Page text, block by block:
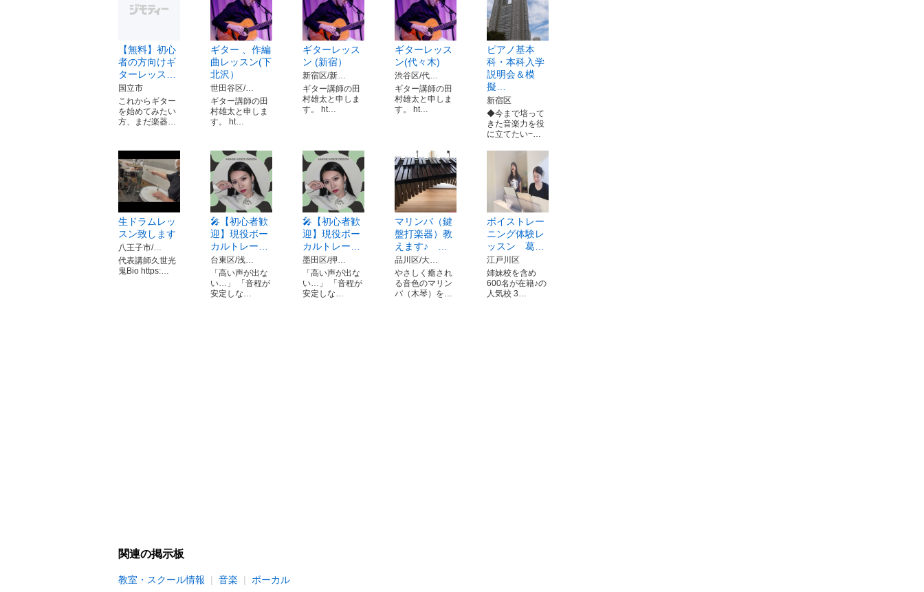
【無料】初心
者の方向けギ
ターレッス…
国立市
これからギター
を始めてみたい
方、まだ楽器…
ギター 、作編
曲レッスン(下
北沢）
世田谷区/…
ギター講師の田
村雄太と申しま
す。 ht…
ギターレッス
ン (新宿）
新宿区/新…
ギター講師の田
村雄太と申しま
す。 ht…
ギターレッス
ン(代々木)
渋谷区/代…
ギター講師の田
村雄太と申しま
す。 ht…
ピアノ基本
科・本科入学
説明会＆模
擬…
新宿区
◆今まで培って
きた音楽力を役
に立てたい−…
生ドラムレッ
スン致します
八王子市/…
代表講師久世光
鬼Bio https:…
🎤【初心者歓
迎】現役ボー
カルトレー…
台東区/浅…
「高い声が出な
い…」 「音程が
安定しな…
🎤【初心者歓
迎】現役ボー
カルトレー…
墨田区/押…
「高い声が出な
い…」 「音程が
安定しな…
マリンバ（鍵
盤打楽器）教
えます♪ …
品川区/大…
やさしく癒され
る音色のマリン
バ（木琴）を…
ボイストレー
ニング体験レ
ッスン 葛…
江戸川区
姉妹校を含め
600名が在籍♪の
人気校 3…
関連の掲示板
教室・スクール情報 音楽 ボーカル